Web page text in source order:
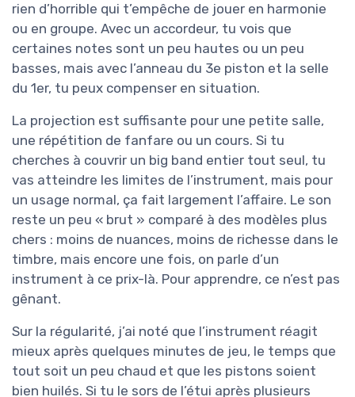
rien d’horrible qui t’empêche de jouer en harmonie
ou en groupe. Avec un accordeur, tu vois que
certaines notes sont un peu hautes ou un peu
basses, mais avec l’anneau du 3e piston et la selle
du 1er, tu peux compenser en situation.
La projection est suffisante pour une petite salle,
une répétition de fanfare ou un cours. Si tu
cherches à couvrir un big band entier tout seul, tu
vas atteindre les limites de l’instrument, mais pour
un usage normal, ça fait largement l’affaire. Le son
reste un peu « brut » comparé à des modèles plus
chers : moins de nuances, moins de richesse dans le
timbre, mais encore une fois, on parle d’un
instrument à ce prix-là. Pour apprendre, ce n’est pas
gênant.
Sur la régularité, j’ai noté que l’instrument réagit
mieux après quelques minutes de jeu, le temps que
tout soit un peu chaud et que les pistons soient
bien huilés. Si tu le sors de l’étui après plusieurs